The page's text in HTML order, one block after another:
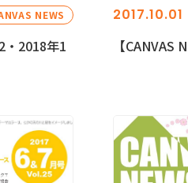
NEWS
・2018年1
2017.10.01
【CANVAS